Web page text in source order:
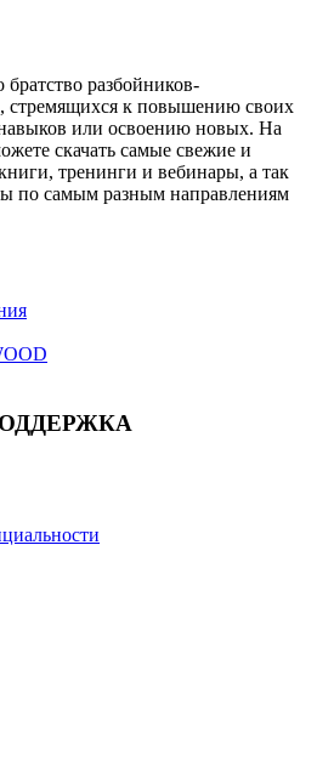
братство разбойников-
стремящихся к повышению своих
или освоению новых. На
скачать самые свежие и
тренинги и вебинары, а так
по самым разным направлениям